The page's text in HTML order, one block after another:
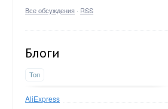
Все обсуждения · RSS
Блоги
Топ
AliExpress